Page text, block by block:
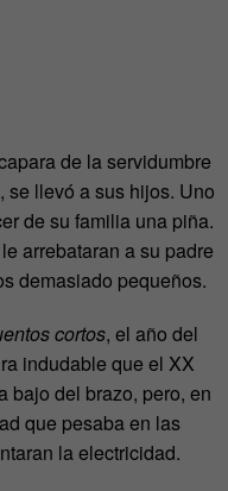
de la servidumbre
se llevó a sus hijos. Uno
de su familia una piña.
arrebataran a su padre
demasiado pequeños.
cortos, el año del
indudable que el XX
bajo del brazo, pero, en
que pesaba en las
la electricidad.